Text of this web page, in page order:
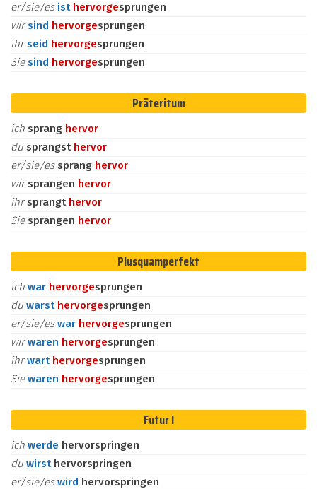
er/sie/es ist hervorgesprungen
wirsind hervorgesprungen
ihrseid hervorgesprungen
Siesind hervorgesprungen
Präteritum
ich sprang hervor
du sprangst hervor
er/sie/es sprang hervor
wirsprangen hervor
ihrsprangt hervor
Sie sprangen hervor
Plusquamperfekt
ich war hervorgesprungen
du warst hervorgesprungen
er/sie/eswar hervorgesprungen
wirwaren hervorgesprungen
ihrwart hervorgesprungen
Siewaren hervorgesprungen
Futur I
ich werde hervorspringen
du wirst hervorspringen
er/sie/eswird hervorspringen